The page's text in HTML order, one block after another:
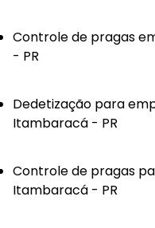
Controle de pragas
- PR
Dedetização para
Itambaracá - PR
Controle de pragas
Itambaracá - PR